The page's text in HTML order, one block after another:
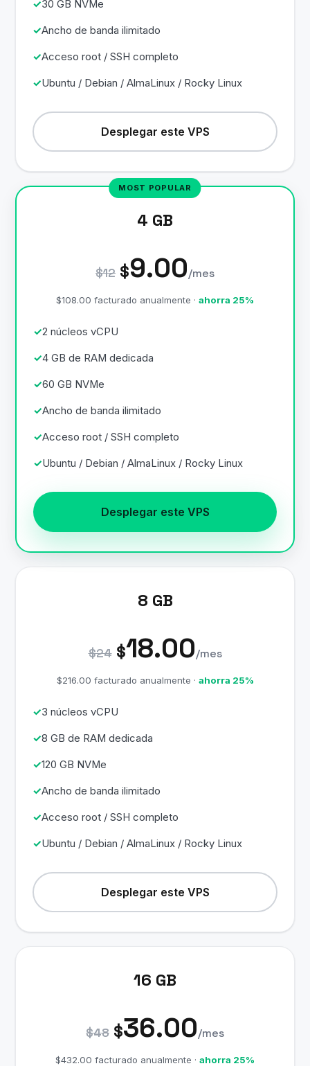
30 GB NVMe
Ancho de banda ilimitado
Acceso root / SSH completo
Ubuntu / Debian / AlmaLinux / Rocky Linux
Desplegar este VPS
4 GB
$12 $9.00/mes
$108.00 facturado anualmente · ahorra 25%
2 núcleos vCPU
4 GB de RAM dedicada
60 GB NVMe
Ancho de banda ilimitado
Acceso root / SSH completo
Ubuntu / Debian / AlmaLinux / Rocky Linux
Desplegar este VPS
8 GB
$24 $18.00/mes
$216.00 facturado anualmente · ahorra 25%
3 núcleos vCPU
8 GB de RAM dedicada
120 GB NVMe
Ancho de banda ilimitado
Acceso root / SSH completo
Ubuntu / Debian / AlmaLinux / Rocky Linux
Desplegar este VPS
16 GB
$48 $36.00/mes
$432.00 facturado anualmente · ahorra 25%